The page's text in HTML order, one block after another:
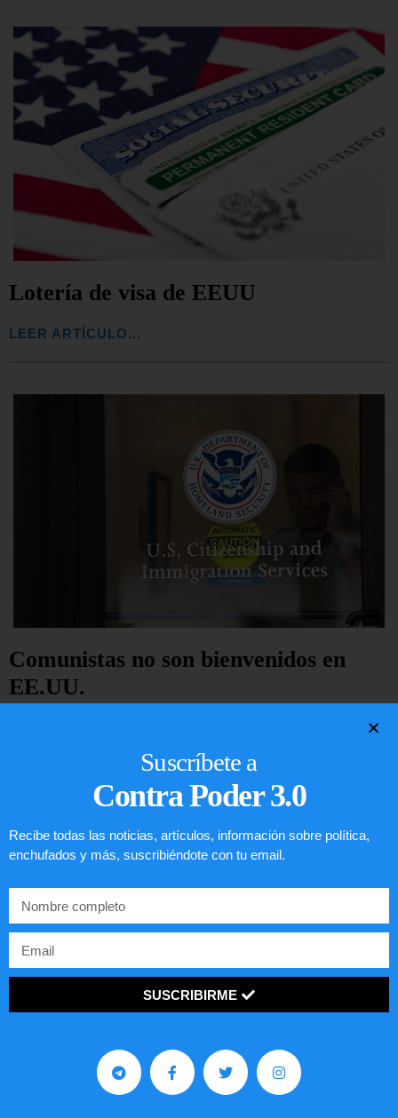
Lotería de visa de EEUU
LEER ARTÍCULO...
Comunistas no son bienvenidos en
EE.UU.
Preguntas frecuentes sobre la visa
EE.UU. 2020
Suscríbete a
Contra Poder 3.0
Recibe todas las noticias, artículos, información sobre política,
enchufados y más, suscribiéndote con tu email.
SUSCRIBIRME